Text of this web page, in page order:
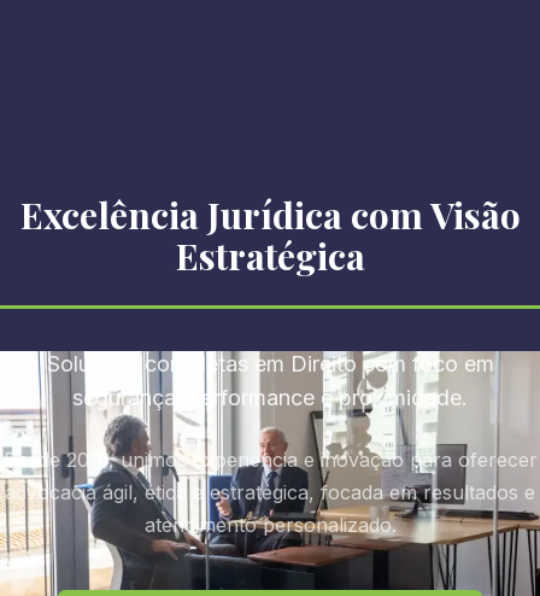
Excelência Jurídica com Visão
Estratégica
Soluções completas em Direito com foco em
segurança, performance e proximidade.
Desde 2016, unimos experiência e inovação para oferecer
advocacia ágil, ética e estratégica, focada em resultados e
atendimento personalizado.